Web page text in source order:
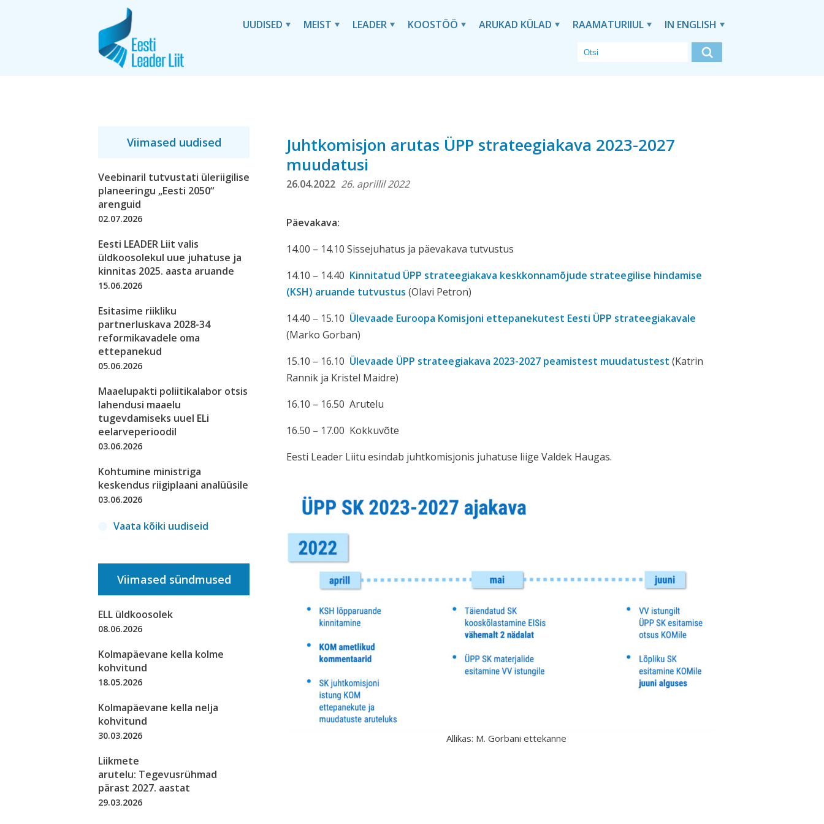
UUDISED MEIST LEADER KOOSTÖÖ ARUKAD KÜLAD RAAMATURIIUL IN ENGLISH
Viimased uudised
Veebinaril tutvustati üleriigilise
planeeringu „Eesti 2050“
arenguid
02.07.2026
Eesti LEADER Liit valis
üldkoosolekul uue juhatuse ja
kinnitas 2025. aasta aruande
15.06.2026
Esitasime riikliku
partnerluskava 2028-34
reformikavadele oma
ettepanekud
05.06.2026
Maaelupakti poliitikalabor otsis
lahendusi maaelu
tugevdamiseks uuel ELi
eelarveperioodil
03.06.2026
Kohtumine ministriga
keskendus riigiplaani analüüsile
03.06.2026
Vaata kõiki uudiseid
Viimased sündmused
ELL üldkoosolek
08.06.2026
Kolmapäevane kella kolme
kohvitund
18.05.2026
Kolmapäevane kella nelja
kohvitund
30.03.2026
Liikmete
arutelu: Tegevusrühmad
pärast 2027. aastat
29.03.2026
Juhtkomisjon arutas ÜPP strateegiakava 2023-2027
muudatusi
26.04.2022 26. aprillil 2022
Päevakava:
14.00 – 14.10 Sissejuhatus ja päevakava tutvustus
14.10 – 14.40 Kinnitatud ÜPP strateegiakava keskkonnamõjude strateegilise hindamise
(KSH) aruande tutvustus (Olavi Petron)
14.40 – 15.10 Ülevaade Euroopa Komisjoni ettepanekutest Eesti ÜPP strateegiakavale
(Marko Gorban)
15.10 – 16.10 Ülevaade ÜPP strateegiakava 2023-2027 peamistest muudatustest (Katrin
Rannik ja Kristel Maidre)
16.10 – 16.50 Arutelu
16.50 – 17.00 Kokkuvõte
Eesti Leader Liitu esindab juhtkomisjonis juhatuse liige Valdek Haugas.
Allikas: M. Gorbani ettekanne